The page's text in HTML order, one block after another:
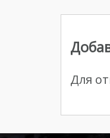
Для